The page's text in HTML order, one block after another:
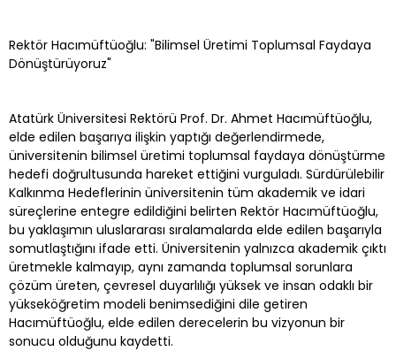
Rektör Hacımüftüoğlu: "Bilimsel Üretimi Toplumsal Faydaya
Dönüştürüyoruz"
Atatürk Üniversitesi Rektörü Prof. Dr. Ahmet Hacımüftüoğlu,
elde edilen başarıya ilişkin yaptığı değerlendirmede,
üniversitenin bilimsel üretimi toplumsal faydaya dönüştürme
hedefi doğrultusunda hareket ettiğini vurguladı. Sürdürülebilir
Kalkınma Hedeflerinin üniversitenin tüm akademik ve idari
süreçlerine entegre edildiğini belirten Rektör Hacımüftüoğlu,
bu yaklaşımın uluslararası sıralamalarda elde edilen başarıyla
somutlaştığını ifade etti. Üniversitenin yalnızca akademik çıktı
üretmekle kalmayıp, aynı zamanda toplumsal sorunlara
çözüm üreten, çevresel duyarlılığı yüksek ve insan odaklı bir
yükseköğretim modeli benimsediğini dile getiren
Hacımüftüoğlu, elde edilen derecelerin bu vizyonun bir
sonucu olduğunu kaydetti.